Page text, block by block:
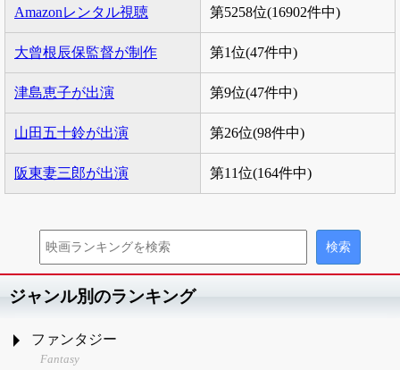
Amazonレンタル視聴 第5258位(16902件中)
大曾根辰保監督が制作 第1位(47件中)
津島恵子が出演 第9位(47件中)
山田五十鈴が出演 第26位(98件中)
阪東妻三郎が出演 第11位(164件中)
ジャンル別のランキング
ファンタジー
Fantasy